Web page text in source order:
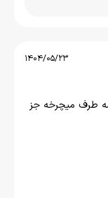
1404/05/23
همه طرف میچرخه جز